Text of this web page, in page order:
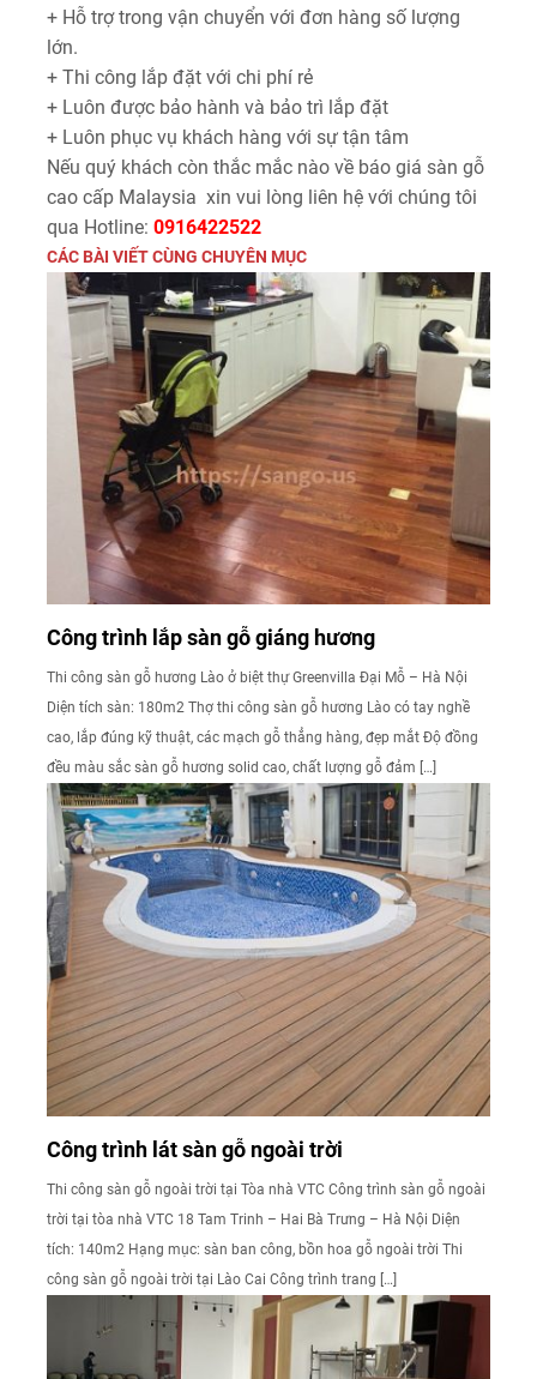
+ Hỗ trợ trong vận chuyển với đơn hàng số lượng
lớn.
+ Thi công lắp đặt với chi phí rẻ
+ Luôn được bảo hành và bảo trì lắp đặt
+ Luôn phục vụ khách hàng với sự tận tâm
Nếu quý khách còn thắc mắc nào về báo giá sàn gỗ
cao cấp Malaysia xin vui lòng liên hệ với chúng tôi
qua Hotline: 0916422522
CÁC BÀI VIẾT CÙNG CHUYÊN MỤC
Công trình lắp sàn gỗ giáng hương
Thi công sàn gỗ hương Lào ở biệt thự Greenvilla Đại Mỗ – Hà Nội
Diện tích sàn: 180m2 Thợ thi công sàn gỗ hương Lào có tay nghề
cao, lắp đúng kỹ thuật, các mạch gỗ thẳng hàng, đẹp mắt Độ đồng
đều màu sắc sàn gỗ hương solid cao, chất lượng gỗ đảm […]
Công trình lát sàn gỗ ngoài trời
Thi công sàn gỗ ngoài trời tại Tòa nhà VTC Công trình sàn gỗ ngoài
trời tại tòa nhà VTC 18 Tam Trinh – Hai Bà Trưng – Hà Nội Diện
tích: 140m2 Hạng mục: sàn ban công, bồn hoa gỗ ngoài trời Thi
công sàn gỗ ngoài trời tại Lào Cai Công trình trang […]